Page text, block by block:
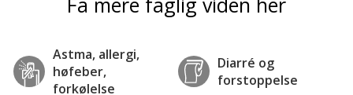
Astma, allergi,
høfeber,
forkølelse
Diarré og
forstoppelse